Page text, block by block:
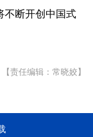
不断开创中国式
【责任编辑：常晓姣】